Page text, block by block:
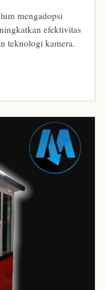
mengadopsi
efektivitas
teknologi kamera.